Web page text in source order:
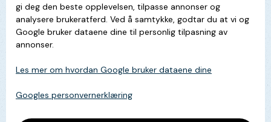
gi deg den beste opplevelsen, tilpasse annonser og
analysere brukeratferd. Ved å samtykke, godtar du at vi og
Google bruker dataene dine til personlig tilpasning av
annonser.
Les mer om hvordan Google bruker dataene dine
Googles personvernerklæring
Navigering
Hjem
Kontakt
Tilbud